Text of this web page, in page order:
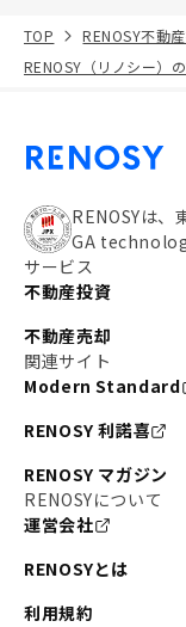
TOP RENOSY不動
RENOSY（リノシー）
RENOSYは、
GA
サービス
不動産投資
不動産売却
関連サイト
Modern Standard
RENOSY 利諾喜
RENOSY マガジン
RENOSYについて
運営会社
RENOSYとは
利用規約